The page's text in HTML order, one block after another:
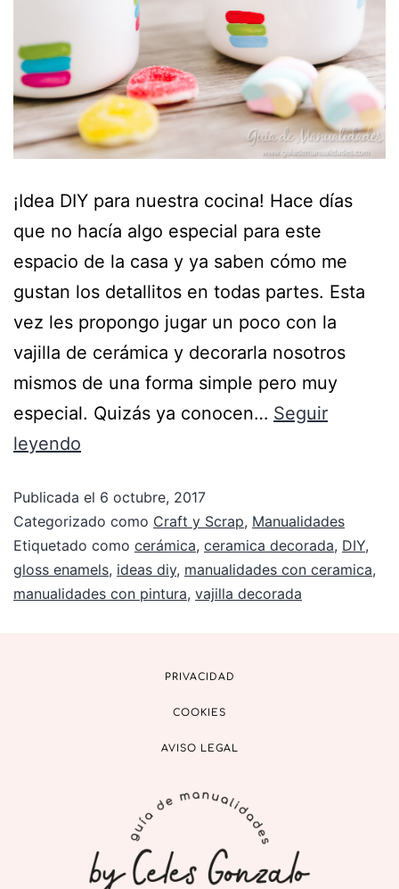
¡Idea DIY para nuestra cocina! Hace días
que no hacía algo especial para este
espacio de la casa y ya saben cómo me
gustan los detallitos en todas partes. Esta
vez les propongo jugar un poco con la
vajilla de cerámica y decorarla nosotros
mismos de una forma simple pero muy
especial. Quizás ya conocen… Seguir
leyendo
Publicada el 6 octubre, 2017
Categorizado como Craft y Scrap, Manualidades
Etiquetado como cerámica, ceramica decorada, DIY,
gloss enamels, ideas diy, manualidades con ceramica,
manualidades con pintura, vajilla decorada
PRIVACIDAD
COOKIES
AVISO LEGAL